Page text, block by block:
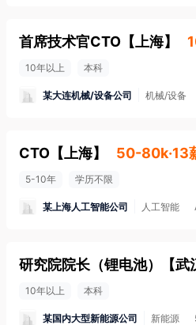
首席技术官CTO 【 上海】
10年以上 本科
某大连机械/设备公司 机械/设备
CTO 【 上海】 50-80k·13
5-10年 学历不限
某上海人工智能公司 人工智能
研究院院长（锂电池） 【武
10年以上 本科
某国内大型新能源公司 新能源